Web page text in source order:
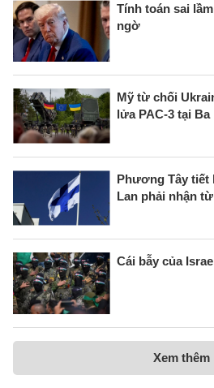
Tính toán sai
ngờ
Mỹ từ chối
lửa PAC-3 tại Ba
Phương Tây tiết
Lan phải nhận
Cái bẫy của
Xem thêm